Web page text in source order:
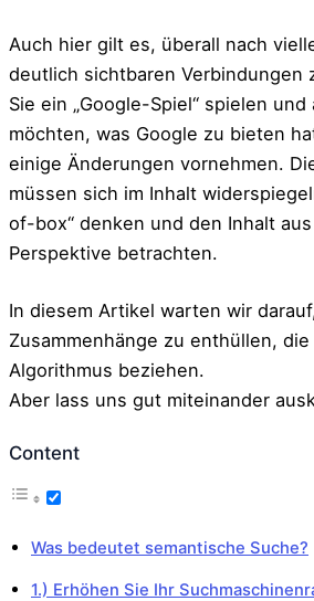
Auch hier gilt es, überall nach
deutlich sichtbaren Verbindungen
Sie ein „Google-Spiel“ spielen
möchten, was Google zu bieten
einige Änderungen vornehmen.
müssen sich im Inhalt
of-box“ denken und den Inhalt
Perspektive betrachten.
In diesem Artikel warten wir
Zusammenhänge zu enthüllen,
Algorithmus beziehen.
Aber lass uns gut miteinander
Content
Was bedeutet semantische Suche?
1.) Erhöhen Sie Ihr